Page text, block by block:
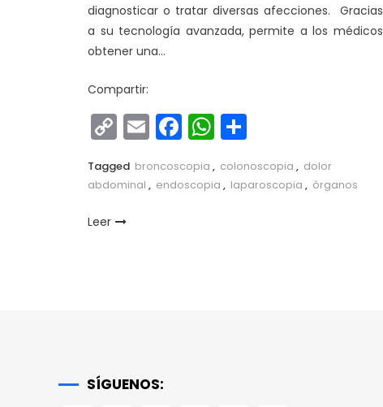
diagnosticar o tratar diversas afecciones. Gracias
a su tecnología avanzada, permite a los médicos
obtener una…
Compartir:
Copy
Link
EmailFacebook
WhatsApp
Tagged broncoscopia , colonoscopia , dolor
abdominal , endoscopia , laparoscopia , órganos
Leer
SÍGUENOS: